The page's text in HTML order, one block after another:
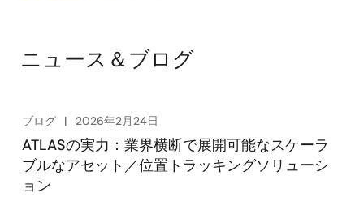
ニュース＆ブログ
ブログ 2026年2月24日
ATLASの実力：業界横断で展開可能なスケーラ
ブルなアセット／位置トラッキングソリューシ
ョン